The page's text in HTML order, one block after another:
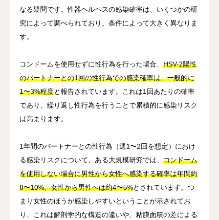
なる疑問です。性器ヘルペスの感染確率は、いくつかの研
究によって調べられており、条件によって大きく異なりま
す。
コンドームを使用せずに性行為を行った場合、 HSV-2陽性
のパートナーとの1回の性行為での感染確率は、一般的に
1〜3%程度と報告されています。これは1回あたりの確率
であり、繰り返し性行為を行うことで累積的に感染リスク
は高まります。
1年間のパートナーとの性行為（週1〜2回を想定）におけ
る感染リスクについて、ある大規模研究では、 コンドーム
を使用しない場合に男性から女性へ感染する確率は年間約
8〜10%、女性から男性へは約4〜5%とされています。つ
まり女性のほうが感染しやすいということが示されてお
り、これは解剖学的な構造の違いや、粘膜面積の差による